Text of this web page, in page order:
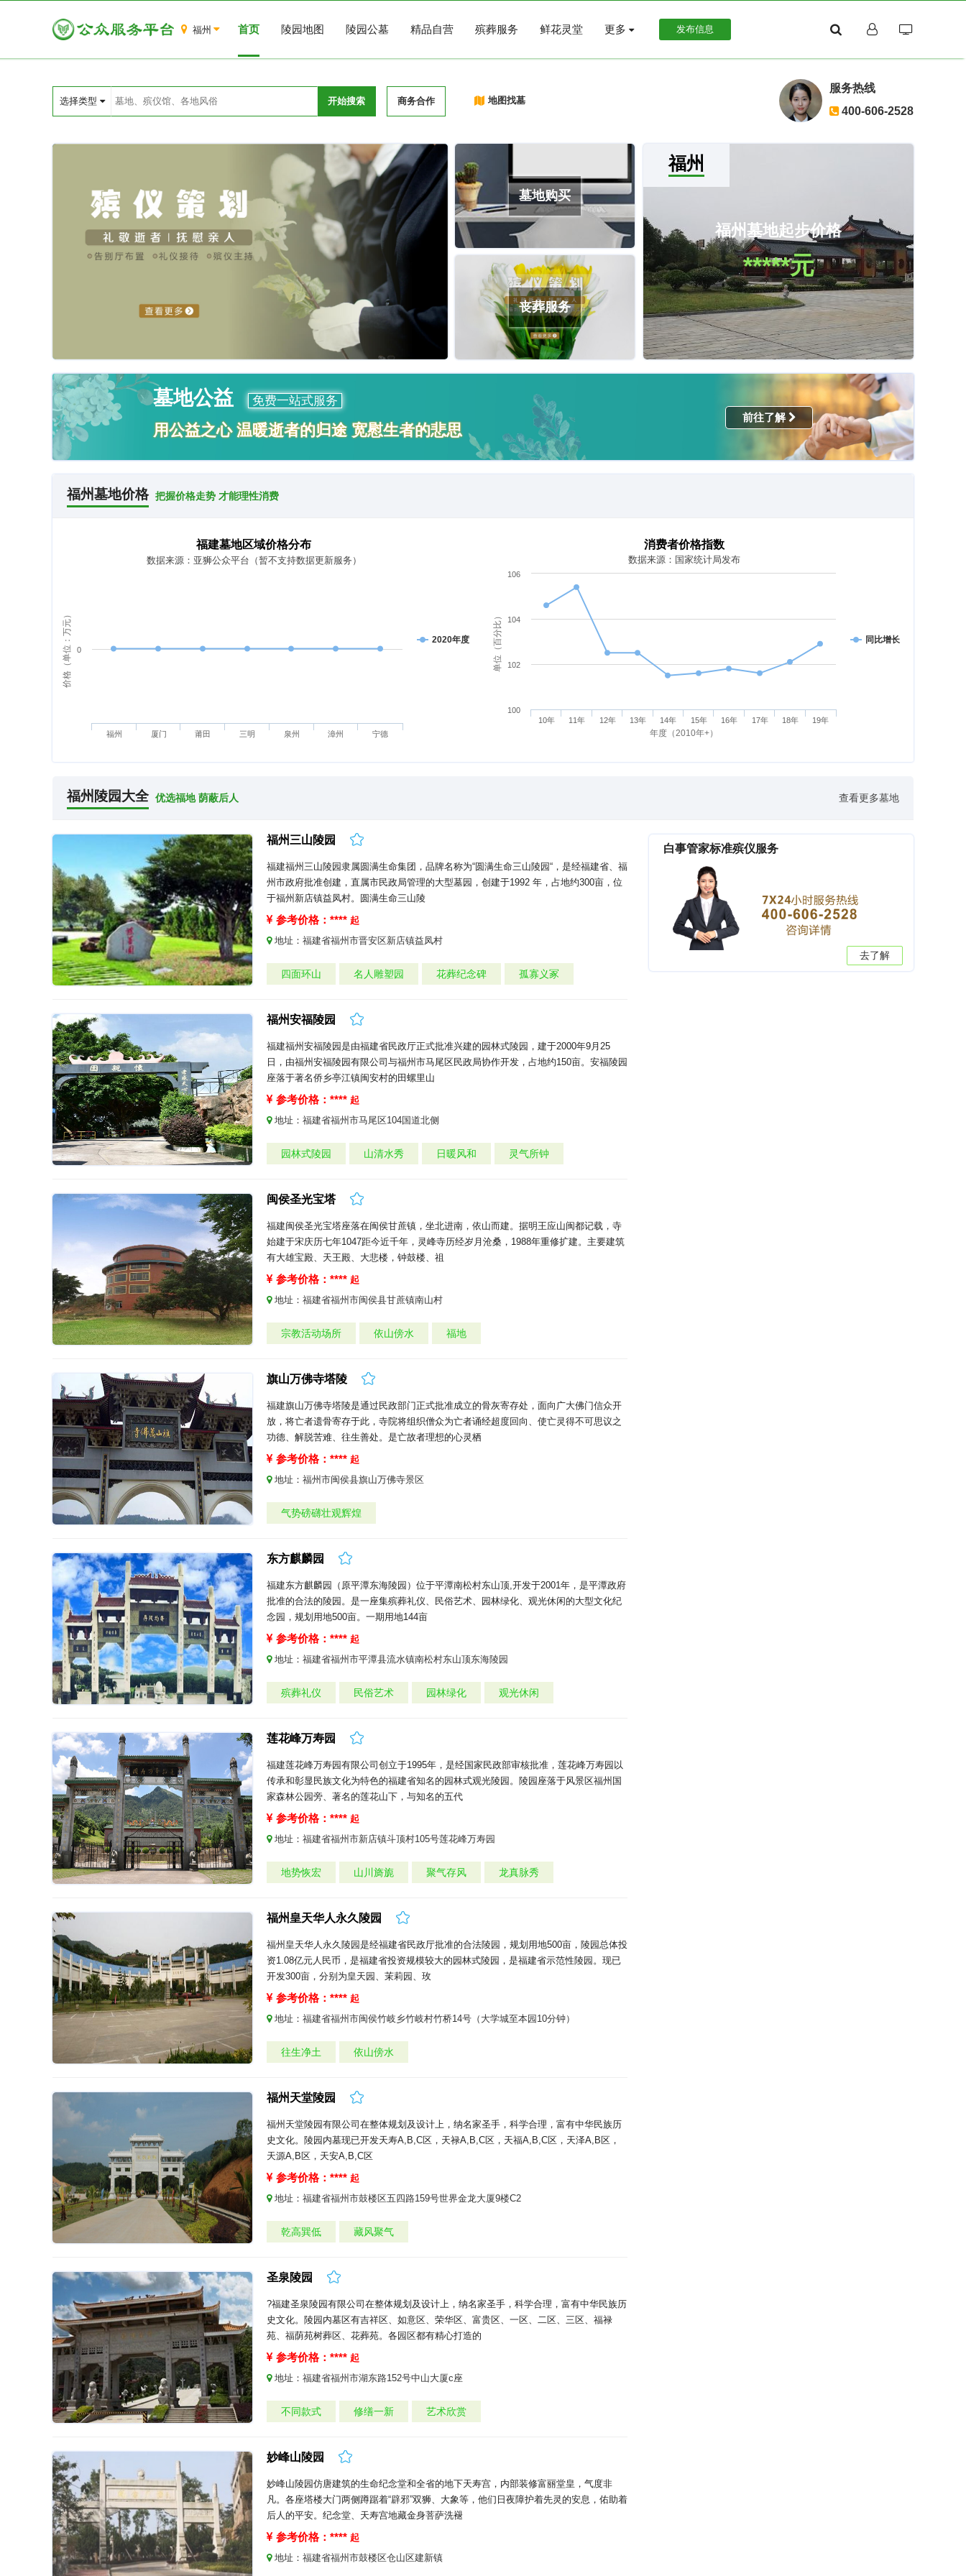
福州 首页 陵园地图 陵园公墓 精品自营 殡葬服务 鲜花灵堂 更多 发布信息
选择类型 开始搜索 商务合作 地图找墓
服务热线
400-606-2528
墓地购买
丧葬服务
福州
福州墓地起步价格
*****元
墓地公益 免费一站式服务
用公益之心 温暖逝者的归途 宽慰生者的悲思
前往了解
福州墓地价格 把握价格走势 才能理性消费
价格（单位：万元）
福建墓地区域价格分布
数据来源：亚狮公众平台（暂不支持数据更新服务）
2020年度
福州 厦门 莆田 三明 泉州 漳州 宁德
0
年度（2010年+）
单位（百分比）
消费者价格指数
数据来源：国家统计局发布
同比增长
10年 11年 12年 13年 14年 15年 16年 17年 18年 19年
102
104
106
100
福州陵园大全 优选福地 荫蔽后人 查看更多墓地
福州三山陵园
福建福州三山陵园隶属圆满生命集团，品牌名称为“圆满生命三山陵园“，是经福建省、福
州市政府批准创建，直属市民政局管理的大型墓园，创建于1992 年，占地约300亩，位
于福州新店镇益凤村。圆满生命三山陵
参考价格：**** 起
地址： 福建省福州市晋安区新店镇益凤村
四面环山 名人雕塑园 花葬纪念碑 孤寡义冢
福州安福陵园
福建福州安福陵园是由福建省民政厅正式批准兴建的园林式陵园，建于2000年9月25
日，由福州安福陵园有限公司与福州市马尾区民政局协作开发，占地约150亩。安福陵园
座落于著名侨乡亭江镇闽安村的田螺里山
参考价格：**** 起
地址： 福建省福州市马尾区104国道北侧
园林式陵园 山清水秀 日暖风和 灵气所钟
闽侯圣光宝塔
福建闽侯圣光宝塔座落在闽侯甘蔗镇，坐北进南，依山而建。据明王应山闽都记载，寺
始建于宋庆历七年1047距今近千年，灵峰寺历经岁月沧桑，1988年重修扩建。主要建筑
有大雄宝殿、天王殿、大悲楼，钟鼓楼、祖
参考价格：**** 起
地址： 福建省福州市闽侯县甘蔗镇南山村
宗教活动场所 依山傍水 福地
旗山万佛寺塔陵
福建旗山万佛寺塔陵是通过民政部门正式批准成立的骨灰寄存处，面向广大佛门信众开
放，将亡者遗骨寄存于此，寺院将组织僧众为亡者诵经超度回向、使亡灵得不可思议之
功德、解脱苦难、往生善处。是亡故者理想的心灵栖
参考价格：**** 起
地址： 福州市闽侯县旗山万佛寺景区
气势磅礴壮观辉煌
东方麒麟园
福建东方麒麟园（原平潭东海陵园）位于平潭南松村东山顶,开发于2001年，是平潭政府
批准的合法的陵园。是一座集殡葬礼仪、民俗艺术、园林绿化、观光休闲的大型文化纪
念园，规划用地500亩。一期用地144亩
参考价格：**** 起
地址： 福建省福州市平潭县流水镇南松村东山顶东海陵园
殡葬礼仪 民俗艺术 园林绿化 观光休闲
莲花峰万寿园
福建莲花峰万寿园有限公司创立于1995年，是经国家民政部审核批准，莲花峰万寿园以
传承和彰显民族文化为特色的福建省知名的园林式观光陵园。陵园座落于风景区福州国
家森林公园旁、著名的莲花山下，与知名的五代
参考价格：**** 起
地址： 福建省福州市新店镇斗顶村105号莲花峰万寿园
地势恢宏 山川旖旎 聚气存风 龙真脉秀
福州皇天华人永久陵园
福州皇天华人永久陵园是经福建省民政厅批准的合法陵园，规划用地500亩，陵园总体投
资1.08亿元人民币，是福建省投资规模较大的园林式陵园，是福建省示范性陵园。现已
开发300亩，分别为皇天园、茉莉园、玫
参考价格：**** 起
地址： 福建省福州市闽侯竹岐乡竹岐村竹桥14号（大学城至本园10分钟）
往生净土 依山傍水
福州天堂陵园
福州天堂陵园有限公司在整体规划及设计上，纳名家圣手，科学合理，富有中华民族历
史文化。陵园内墓现已开发天寿A,B,C区，天禄A,B,C区，天福A,B,C区，天泽A,B区，
天源A,B区，天安A,B,C区
参考价格：**** 起
地址： 福建省福州市鼓楼区五四路159号世界金龙大厦9楼C2
乾高巽低 藏风聚气
圣泉陵园
?福建圣泉陵园有限公司在整体规划及设计上，纳名家圣手，科学合理，富有中华民族历
史文化。陵园内墓区有吉祥区、如意区、荣华区、富贵区、一区、二区、三区、福禄
苑、福荫苑树葬区、花葬苑。各园区都有精心打造的
参考价格：**** 起
地址： 福建省福州市湖东路152号中山大厦c座
不同款式 修缮一新 艺术欣赏
妙峰山陵园
妙峰山陵园仿唐建筑的生命纪念堂和全省的地下天寿宫，内部装修富丽堂皇，气度非
凡。各座塔楼大门两侧蹲踞着“辟邪”双狮、大象等，他们日夜障护着先灵的安息，佑助着
后人的平安。纪念堂、天寿宫地藏金身菩萨洗褪
参考价格：**** 起
地址： 福建省福州市鼓楼区仓山区建新镇
白事管家标准殡仪服务
去了解